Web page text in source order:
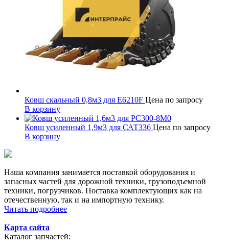
Ковш скальный 0,8м3 для E6210F Цена по запросу
В корзину
Ковш усиленный 1,9м3 для САТ336 Цена по запросу
В корзину
Наша компания занимается поставкой оборудования и
запасных частей для дорожной техники, грузоподъемной
техники, погрузчиков. Поставка комплектующих как на
отечественную, так и на импортную технику.
Читать подробнее
Карта сайта
Каталог запчастей: